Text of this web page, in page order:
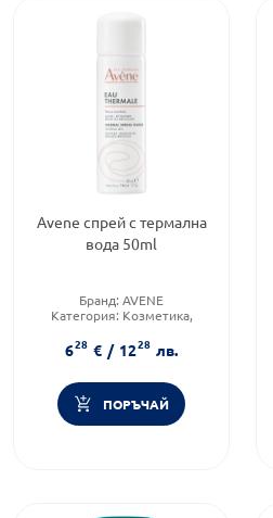
Avene спрей с термална
вода 50ml
Бранд: AVENE
Категория: Козметика,
Тип козметика:
Дермокозметика
628 € / 1228 лв.
ПОРЪЧАЙ